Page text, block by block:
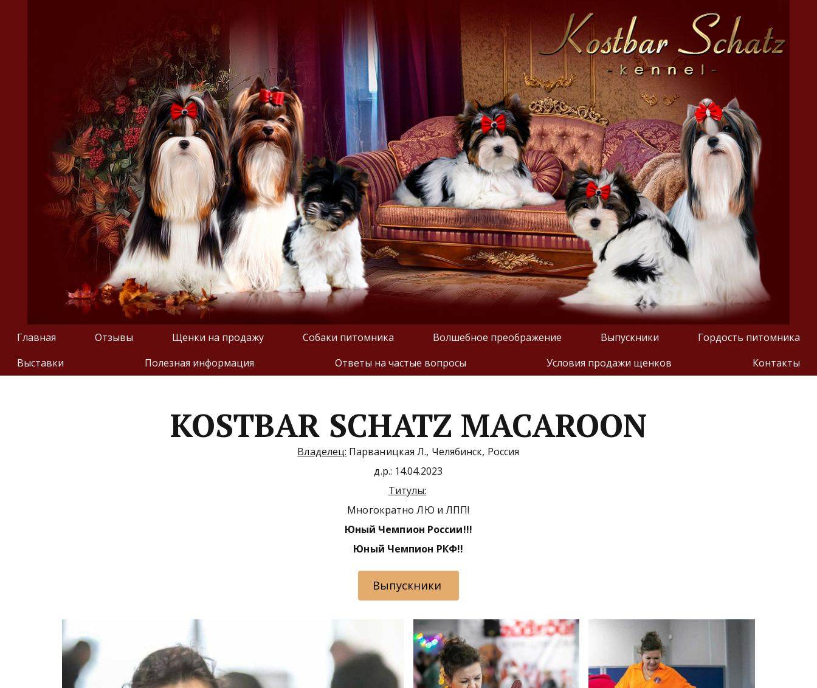
Главная Отзывы Щенки на продажу Собаки питомника Волшебное преображение Выпускники
Гордость питомника
Выставки
Полезная информация Ответы на частые вопросы Условия продажи щенков Контакты
KOSTBAR SCHATZ MACAROON
Владелец: Парваницкая Л., Челябинск, Россия
д.р.: 14.04.2023
Титулы:
Многократно ЛЮ и ЛПП!
Юный Чемпион России!!!
Юный Чемпион РКФ!!
Выпускники